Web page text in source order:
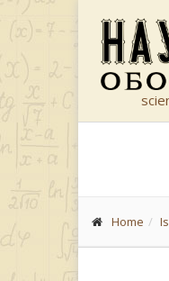
Home